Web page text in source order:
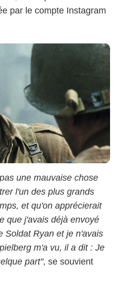
par le compte Instagram
une mauvaise chose
l'un des plus grands
et qu'on apprécierait
que j'avais déjà envoyé
Soldat Ryan et je n'avais
m'a vu, il a dit : Je
part", se souvient